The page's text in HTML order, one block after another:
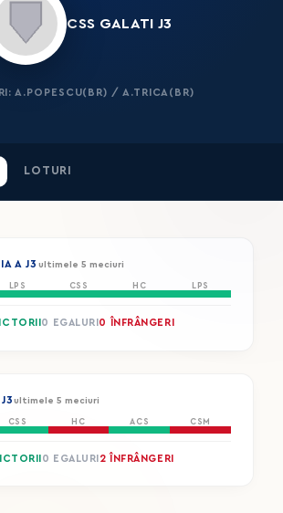
CSS GALATI J3
A.POPESCU(BR) / A.TRICA(BR)
LOTURI
A J3 ultimele 5 meciuri
LPS CSS HC LPS
0 EGALURI 0 ÎNFRÂNGERI
ultimele 5 meciuri
CSS HC ACS CSM
0 EGALURI 2 ÎNFRÂNGERI